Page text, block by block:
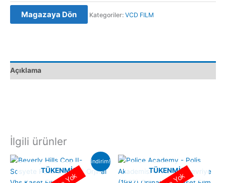
adet
Magazaya Dön Kategoriler: VCD FILM
Açıklama
İlgili ürünler
indirim!
TÜKENMIŞ TÜKENMIŞ